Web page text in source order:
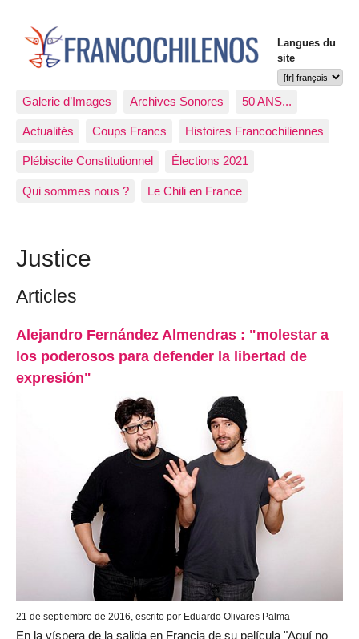
Langues du
site
Galerie d’Images Archives Sonores 50 ANS...
Actualités Coups Francs Histoires Francochiliennes
Plébiscite Constitutionnel Élections 2021
Qui sommes nous ? Le Chili en France
Justice
Articles
Alejandro Fernández Almendras : "molestar a
los poderosos para defender la libertad de
expresión"
21 de septiembre de 2016, escrito por Eduardo Olivares Palma
En la víspera de la salida en Francia de su película "Aquí no